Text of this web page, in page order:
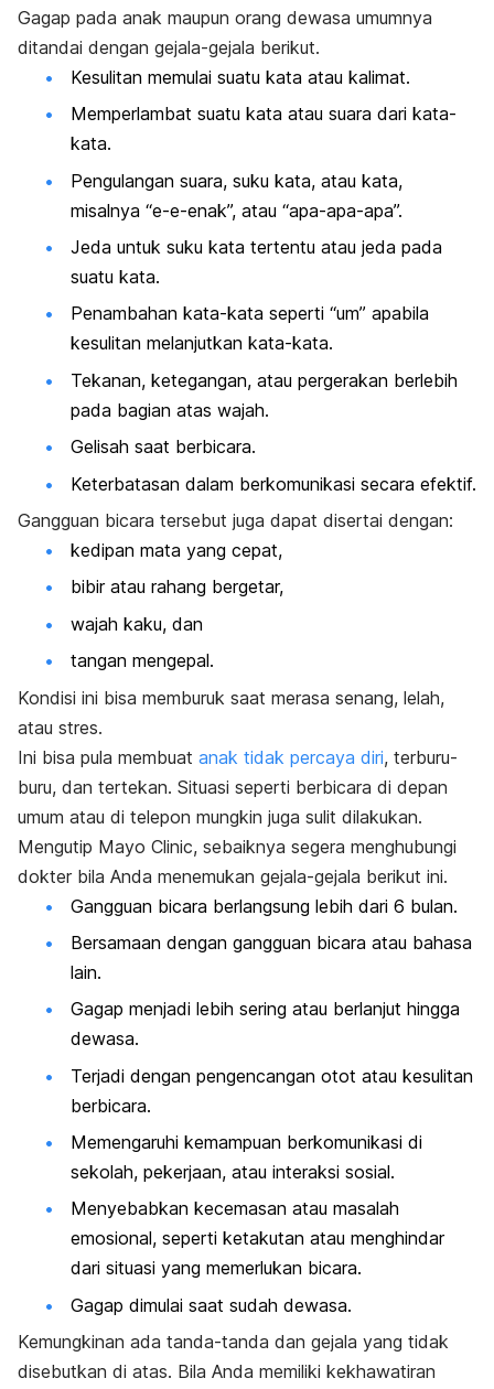
Gagap pada anak maupun orang dewasa umumnya
ditandai dengan gejala-gejala berikut.
Kesulitan memulai suatu kata atau kalimat.
Memperlambat suatu kata atau suara dari kata-
kata.
Pengulangan suara, suku kata, atau kata,
misalnya “e-e-enak”, atau “apa-apa-apa”.
Jeda untuk suku kata tertentu atau jeda pada
suatu kata.
Penambahan kata-kata seperti “um” apabila
kesulitan melanjutkan kata-kata.
Tekanan, ketegangan, atau pergerakan berlebih
pada bagian atas wajah.
Gelisah saat berbicara.
Keterbatasan dalam berkomunikasi secara efektif.
Gangguan bicara tersebut juga dapat disertai dengan:
kedipan mata yang cepat,
bibir atau rahang bergetar,
wajah kaku, dan
tangan mengepal.
Kondisi ini bisa memburuk saat merasa senang, lelah,
atau stres.
Ini bisa pula membuat anak tidak percaya diri, terburu-
buru, dan tertekan. Situasi seperti berbicara di depan
umum atau di telepon mungkin juga sulit dilakukan.
Mengutip Mayo Clinic, sebaiknya segera menghubungi
dokter bila Anda menemukan gejala-gejala berikut ini.
Gangguan bicara berlangsung lebih dari 6 bulan.
Bersamaan dengan gangguan bicara atau bahasa
lain.
Gagap menjadi lebih sering atau berlanjut hingga
dewasa.
Terjadi dengan pengencangan otot atau kesulitan
berbicara.
Memengaruhi kemampuan berkomunikasi di
sekolah, pekerjaan, atau interaksi sosial.
Menyebabkan kecemasan atau masalah
emosional, seperti ketakutan atau menghindar
dari situasi yang memerlukan bicara.
Gagap dimulai saat sudah dewasa.
Kemungkinan ada tanda-tanda dan gejala yang tidak
disebutkan di atas. Bila Anda memiliki kekhawatiran